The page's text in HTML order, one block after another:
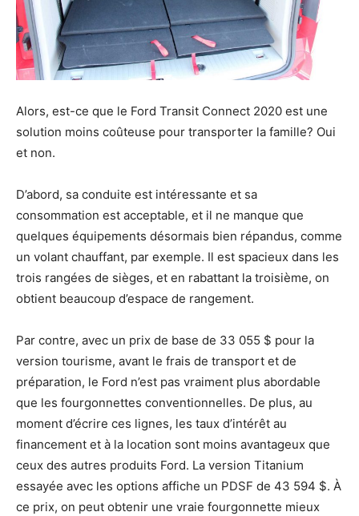
Alors, est-ce que le Ford Transit Connect 2020 est une
solution moins coûteuse pour transporter la famille? Oui
et non.
D’abord, sa conduite est intéressante et sa
consommation est acceptable, et il ne manque que
quelques équipements désormais bien répandus, comme
un volant chauffant, par exemple. Il est spacieux dans les
trois rangées de sièges, et en rabattant la troisième, on
obtient beaucoup d’espace de rangement.
Par contre, avec un prix de base de 33 055 $ pour la
version tourisme, avant le frais de transport et de
préparation, le Ford n’est pas vraiment plus abordable
que les fourgonnettes conventionnelles. De plus, au
moment d’écrire ces lignes, les taux d’intérêt au
financement et à la location sont moins avantageux que
ceux des autres produits Ford. La version Titanium
essayée avec les options affiche un PDSF de 43 594 $. À
ce prix, on peut obtenir une vraie fourgonnette mieux